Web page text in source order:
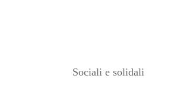
Sociali e solidali